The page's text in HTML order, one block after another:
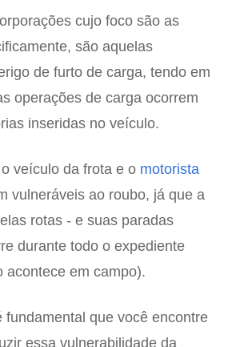
cujo foco são as
são aquelas
de furto de carga, tendo em
operações de carga ocorrem
inseridas no veículo.
veículo da frota e o motorista
vulneráveis ao roubo, já que a
rotas - e suas paradas
durante todo o expediente
acontece em campo).
fundamental que você encontre
essa vulnerabilidade da